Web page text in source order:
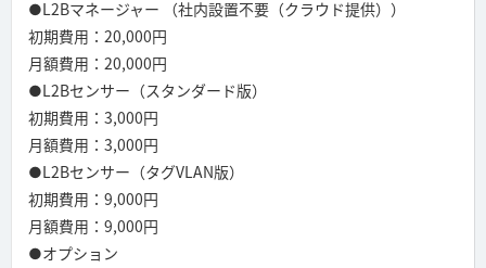
●L2Bマネージャー （社内設置不要（クラウド提供））
初期費用：20,000円
月額費用：20,000円
●L2Bセンサー（スタンダード版）
初期費用：3,000円
月額費用：3,000円
●L2Bセンサー（タグVLAN版）
初期費用：9,000円
月額費用：9,000円
●オプション